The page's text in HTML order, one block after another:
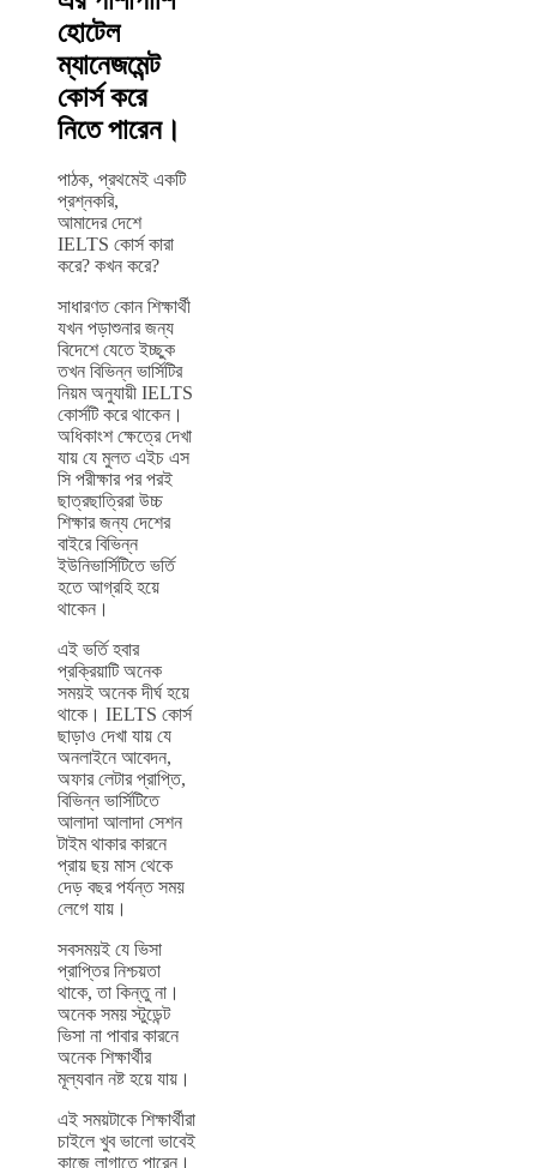
হোটেল
ম্যানেজমেন্ট
কোর্স করে
নিতে পারেন।
পাঠক, প্রথমেই একটি
প্রশ্নকরি,
আমাদের দেশে
IELTS কোর্স কারা
করে? কখন করে?
সাধারণত কোন শিক্ষার্থী
যখন পড়াশুনার জন্য
বিদেশে যেতে ইচ্ছুক
তখন বিভিন্ন ভার্সিটির
নিয়ম অনুযায়ী IELTS
কোর্সটি করে থাকেন।
অধিকাংশ ক্ষেত্রে দেখা
যায় যে মুলত এইচ এস
সি পরীক্ষার পর পরই
ছাত্রছাত্রিরা উচ্চ
শিক্ষার জন্য দেশের
বাইরে বিভিন্ন
ইউনিভার্সিটিতে ভর্তি
হতে আগ্রহি হয়ে
থাকেন।
এই ভর্তি হবার
প্রক্রিয়াটি অনেক
সময়ই অনেক দীর্ঘ হয়ে
থাকে। IELTS কোর্স
ছাড়াও দেখা যায় যে
অনলাইনে আবেদন,
অফার লেটার প্রাপ্তি,
বিভিন্ন ভার্সিটিতে
আলাদা আলাদা সেশন
টাইম থাকার কারনে
প্রায় ছয় মাস থেকে
দেড় বছর পর্যন্ত সময়
লেগে যায়।
সবসময়ই যে ভিসা
প্রাপ্তির নিশ্চয়তা
থাকে, তা কিন্তু না।
অনেক সময় স্টুডেন্ট
ভিসা না পাবার কারনে
অনেক শিক্ষার্থীর
মূল্যবান নষ্ট হয়ে যায়।
এই সময়টাকে শিক্ষার্থীরা
চাইলে খুব ভালো ভাবেই
কাজে লাগাতে পারেন।